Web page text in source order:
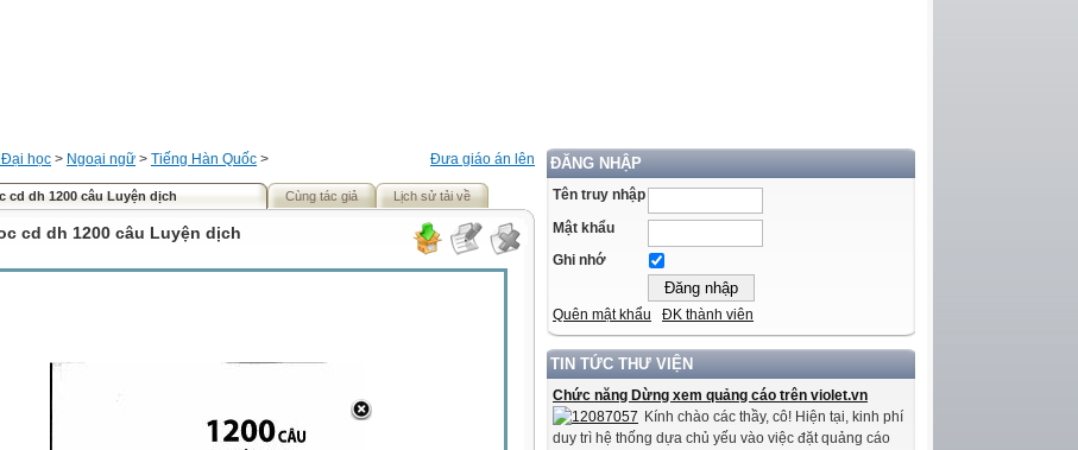
ĐĂNG NHẬP
Tên truy nhập
Mật khẩu
Ghi nhớ
Quên mật khẩu ĐK thành viên
TIN TỨC THƯ VIỆN
Chức năng Dừng xem quảng cáo trên violet.vn
Kính chào các thầy, cô! Hiện tại, kinh phí
duy trì hệ thống dựa chủ yếu vào việc đặt quảng cáo
Đưa giáo án lên
học > Ngoại ngữ > Tiếng Hàn Quốc >
cd dh 1200 câu Luyện dịch Cùng tác giả Lịch sử tải về
cd dh 1200 câu Luyện dịch